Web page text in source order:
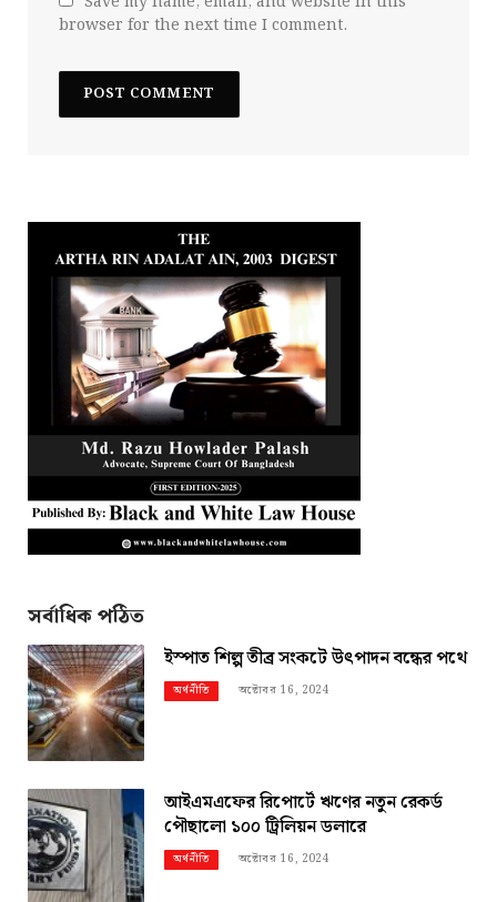
browser for the next time I comment.
সর্বাধিক পঠিত
ইস্পাত শিল্প তীব্র সংকটে উৎপাদন বন্ধের পথে
অর্থনীতি অক্টোবর 16, 2024
আইএমএফের রিপোর্টে ঋণের নতুন রেকর্ড
পৌছালো ১০০ ট্রিলিয়ন ডলারে
অর্থনীতি অক্টোবর 16, 2024